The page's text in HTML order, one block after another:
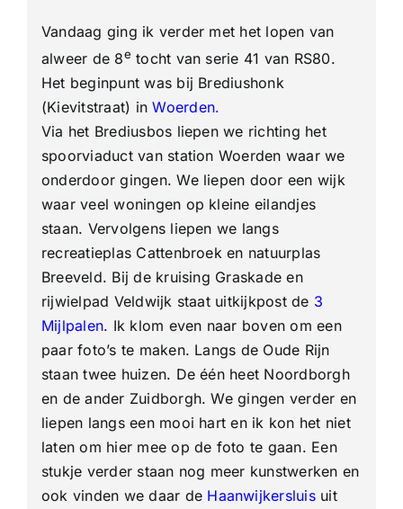
Vandaag ging ik verder met het lopen van
alweer de 8e tocht van serie 41 van RS80.
Het beginpunt was bij Brediushonk
(Kievitstraat) in Woerden.
Via het Brediusbos liepen we richting het
spoorviaduct van station Woerden waar we
onderdoor gingen. We liepen door een wijk
waar veel woningen op kleine eilandjes
staan. Vervolgens liepen we langs
recreatieplas Cattenbroek en natuurplas
Breeveld. Bij de kruising Graskade en
rijwielpad Veldwijk staat uitkijkpost de 3
Mijlpalen. Ik klom even naar boven om een
paar foto’s te maken. Langs de Oude Rijn
staan twee huizen. De één heet Noordborgh
en de ander Zuidborgh. We gingen verder en
liepen langs een mooi hart en ik kon het niet
laten om hier mee op de foto te gaan. Een
stukje verder staan nog meer kunstwerken en
ook vinden we daar de Haanwijkersluisuit